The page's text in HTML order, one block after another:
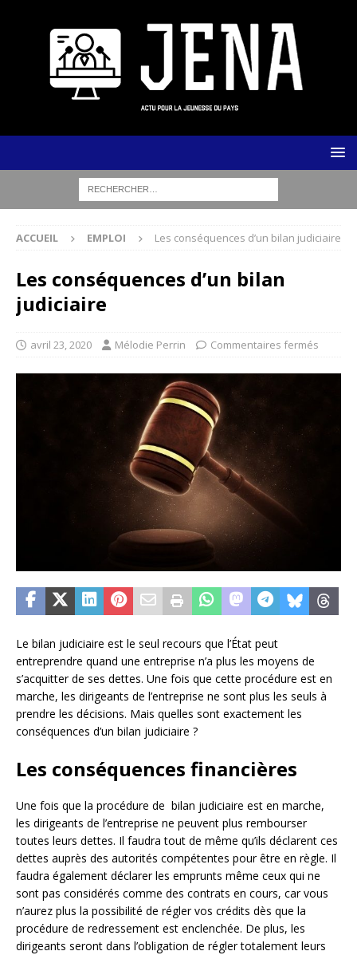
ACCUEIL EMPLOI Les conséquences d’un bilan judiciaire
Les conséquences d’un bilan
judiciaire
avril 23, 2020 Mélodie Perrin Commentaires fermés
Le bilan judiciaire est le seul recours que l’État peut
entreprendre quand une entreprise n’a plus les moyens de
s’acquitter de ses dettes. Une fois que cette procédure est en
marche, les dirigeants de l’entreprise ne sont plus les seuls à
prendre les décisions. Mais quelles sont exactement les
conséquences d’un bilan judiciaire ?
Les conséquences financières
Une fois que la procédure de bilan judiciaire est en marche,
les dirigeants de l’entreprise ne peuvent plus rembourser
toutes leurs dettes. Il faudra tout de même qu’ils déclarent ces
dettes auprès des autorités compétentes pour être en règle. Il
faudra également déclarer les emprunts même ceux qui ne
sont pas considérés comme des contrats en cours, car vous
n’aurez plus la possibilité de régler vos crédits dès que la
procédure de redressement est enclenchée. De plus, les
dirigeants seront dans l’obligation de régler totalement leurs